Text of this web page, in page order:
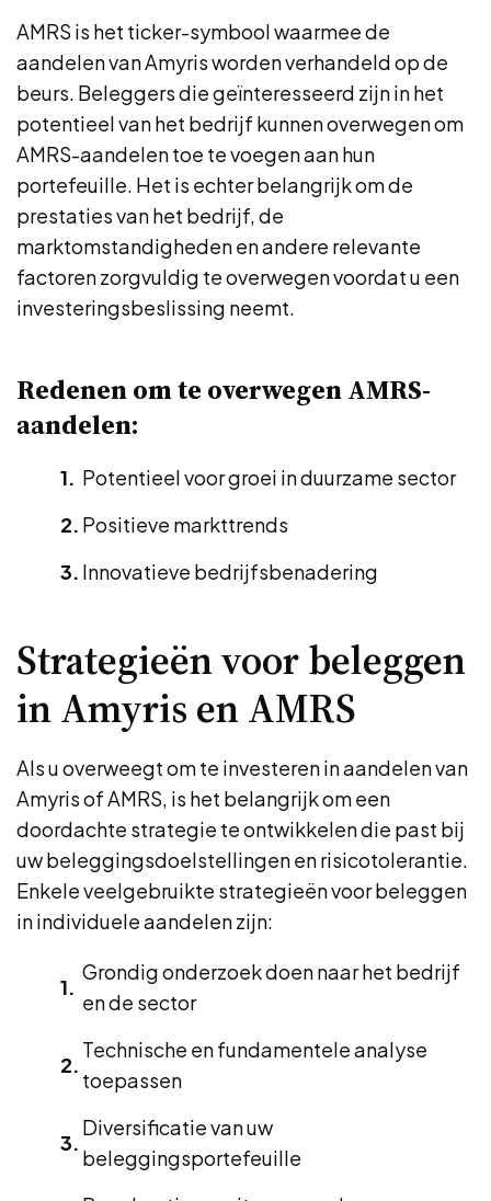
AMRS is het ticker-symbool waarmee de
aandelen van Amyris worden verhandeld op de
beurs. Beleggers die geïnteresseerd zijn in het
potentieel van het bedrijf kunnen overwegen om
AMRS-aandelen toe te voegen aan hun
portefeuille. Het is echter belangrijk om de
prestaties van het bedrijf, de
marktomstandigheden en andere relevante
factoren zorgvuldig te overwegen voordat u een
investeringsbeslissing neemt.
Redenen om te overwegen AMRS-
aandelen:
Potentieel voor groei in duurzame sector
Positieve markttrends
Innovatieve bedrijfsbenadering
Strategieën voor beleggen
in Amyris en AMRS
Als u overweegt om te investeren in aandelen van
Amyris of AMRS, is het belangrijk om een
doordachte strategie te ontwikkelen die past bij
uw beleggingsdoelstellingen en risicotolerantie.
Enkele veelgebruikte strategieën voor beleggen
in individuele aandelen zijn:
Grondig onderzoek doen naar het bedrijf
en de sector
Technische en fundamentele analyse
toepassen
Diversificatie van uw
beleggingsportefeuille